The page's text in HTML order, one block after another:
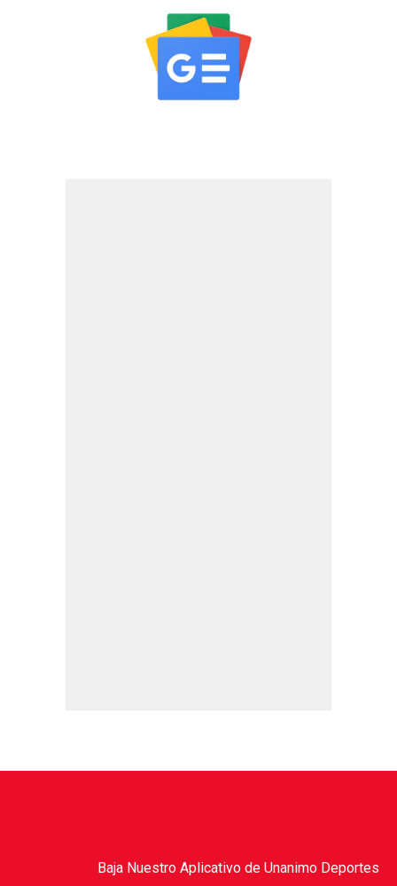
Baja Nuestro Aplicativo de Unanimo Deportes